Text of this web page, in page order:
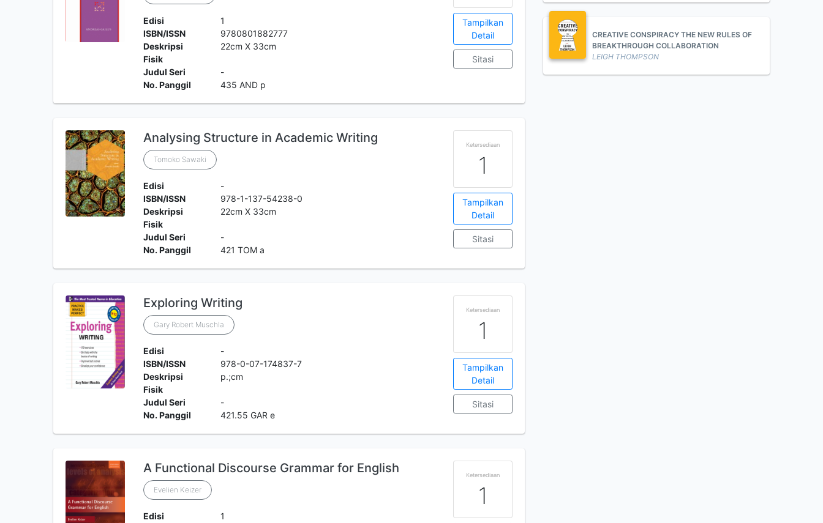
Edisi
1
ISBN/ISSN
9780801882777
Deskripsi
Fisik
22cm X 33cm
Judul Seri
-
No. Panggil
435 AND p
Tampilkan
Detail
Sitasi
Analysing Structure in Academic Writing
Tomoko Sawaki
Edisi
-
ISBN/ISSN
978-1-137-54238-0
Deskripsi
Fisik
22cm X 33cm
Judul Seri
-
No. Panggil
421 TOM a
Ketersediaan
1
Tampilkan
Detail
Sitasi
Exploring Writing
Gary Robert Muschla
Edisi
-
ISBN/ISSN
978-0-07-174837-7
Deskripsi
Fisik
p.;cm
Judul Seri
-
No. Panggil
421.55 GAR e
Ketersediaan
1
Tampilkan
Detail
Sitasi
A Functional Discourse Grammar for English
Evelien Keizer
Edisi
1
Ketersediaan
1
CREATIVE CONSPIRACY THE NEW RULES OF
BREAKTHROUGH COLLABORATION
LEIGH THOMPSON